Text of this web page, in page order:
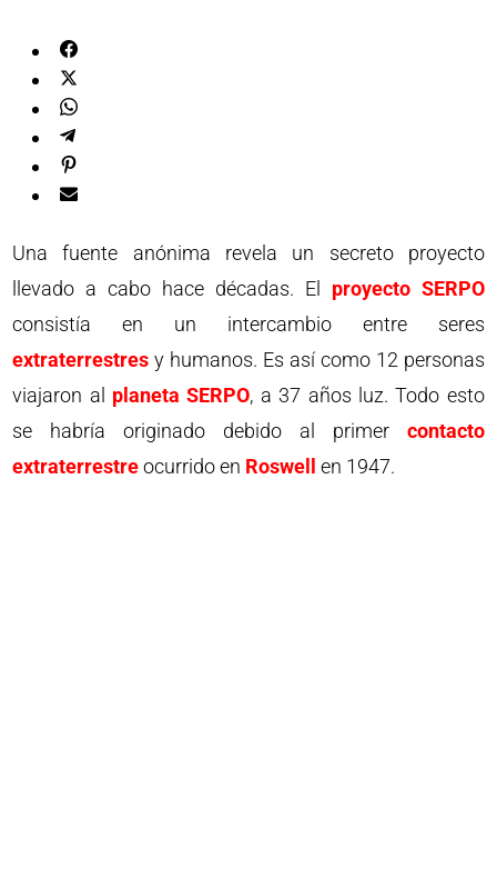
Una fuente anónima revela un secreto proyecto
llevado a cabo hace décadas. El proyecto SERPO
consistía en un intercambio entre seres
extraterrestres y humanos. Es así como 12 personas
viajaron al planeta SERPO, a 37 años luz. Todo esto
se habría originado debido al primer contacto
extraterrestreocurrido en Roswell en 1947.